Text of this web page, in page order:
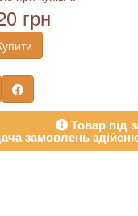
грн
Товар під
замовлень